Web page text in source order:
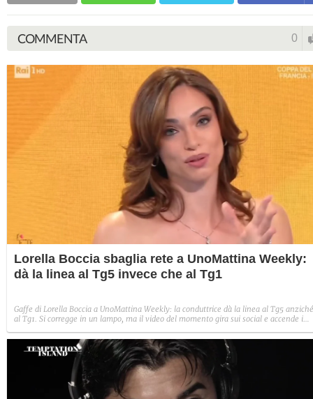
COMMENTA 0
Lorella Boccia sbaglia rete a UnoMattina Weekly:
dà la linea al Tg5 invece che al Tg1
Gaffe di Lorella Boccia a UnoMattina Weekly: la conduttrice dà la linea al Tg5 anziché
al Tg1. Si corregge in un lampo, ma il video del momento gira sui social e accende i